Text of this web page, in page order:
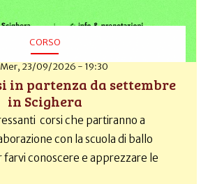
CORSO
Mer, 23/09/2026 - 19:30
in partenza da settembre
in Scighera
corsi che partiranno a
con la scuola di ballo
farvi conoscere e apprezzare le